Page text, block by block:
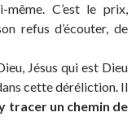
C’est le prix,
refus d’écouter, de
Jésus qui est Dieu
cette déréliction. Il
tracer un chemin de